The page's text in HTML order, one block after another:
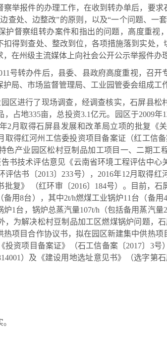
报件的办理工作，在收到转办单后，要求
查处、边整改”的原则，以及“一个问题、一
护督察组转办案件和指出的问题，高度重视
得到查处、整改到位，各项措施落到实处
在州级主流媒体上向社会公开公示举报件办
号转办件后，县委、县政府高度重视，召开
局、市场监督管理局、工业园管委会组成工
进行了现场调查，经调查核实，石屏县松
占地335亩，总投资3.1亿元。园区于2009
2月取得石屏县发展和改革局立项的批复《
取得红河州工信委投资项目备案证（红工信
色产业园区松村豆制品加工项目一、二期工
书技术评估意见《云南省环境工程评估中
估书〔2013〕233号），2016年12月取得
复》 （红环审〔2016〕184号）。目前，
用8台），其中2t/h燃煤工业锅炉11台（备
1台，锅炉总蒸汽量107t/h（包括备用蒸汽
为解决松村豆制品加工区燃煤锅炉问题，
项目合作协议书，拟在园区新建集中供热
资项目备案证》（石工信备案〔2017〕3号
）及《建设用地选址意见书》（选字第